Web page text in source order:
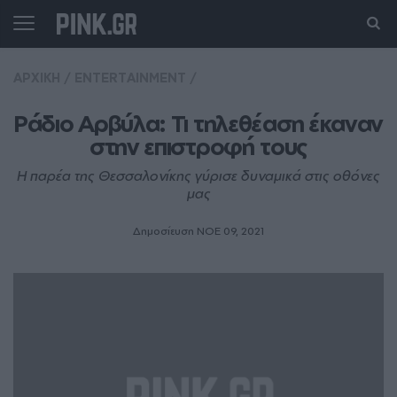
Ράδιο Αρβύλα: Τι τηλεθέαση έκαναν
στην επιστροφή τους
Η παρέα της Θεσσαλονίκης γύρισε δυναμικά στις οθόνες
μας
Δημοσίευση ΝΟE 09, 2021